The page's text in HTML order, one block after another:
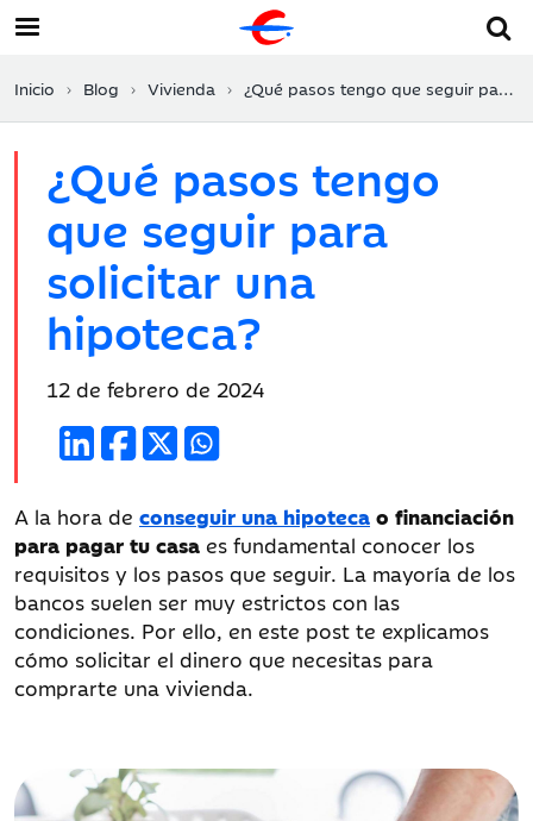
Inicio Blog Vivienda ¿Qué pasos tengo que seguir para solicitar una hipoteca?
¿Qué pasos tengo
que seguir para
solicitar una
hipoteca?
Fecha
publicación:
12 de febrero de 2024
A la hora de conseguir una hipoteca o financiación
para pagar tu casa es fundamental conocer los
requisitos y los pasos que seguir. La mayoría de los
bancos suelen ser muy estrictos con las
condiciones. Por ello, en este post te explicamos
cómo solicitar el dinero que necesitas para
comprarte una vivienda.